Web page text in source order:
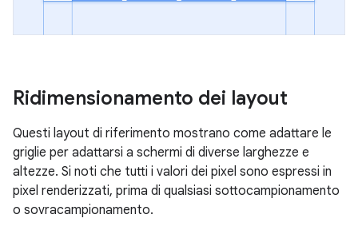
Ridimensionamento dei layout
Questi layout di riferimento mostrano come adattare le
griglie per adattarsi a schermi di diverse larghezze e
altezze. Si noti che tutti i valori dei pixel sono espressi in
pixel renderizzati, prima di qualsiasi sottocampionamento
o sovracampionamento.